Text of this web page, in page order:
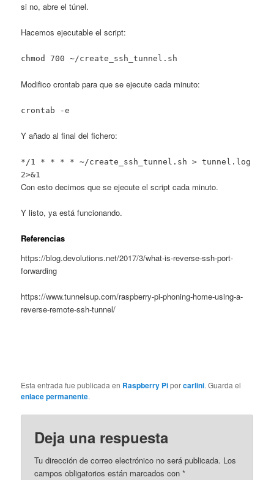
si no, abre el túnel.
Hacemos ejecutable el script:
chmod 700 ~/create_ssh_tunnel.sh
Modifico crontab para que se ejecute cada minuto:
crontab -e
Y añado al final del fichero:
*/1 * * * * ~/create_ssh_tunnel.sh > tunnel.log
2>&1
Con esto decimos que se ejecute el script cada minuto.
Y listo, ya está funcionando.
Referencias
https://blog.devolutions.net/2017/3/what-is-reverse-ssh-port-
forwarding
https://www.tunnelsup.com/raspberry-pi-phoning-home-using-a-
reverse-remote-ssh-tunnel/
Esta entrada fue publicada en Raspberry Piporcarlini. Guarda el
enlace permanente.
Deja una respuesta
Tu dirección de correo electrónico no será publicada. Los
campos obligatorios están marcados con*